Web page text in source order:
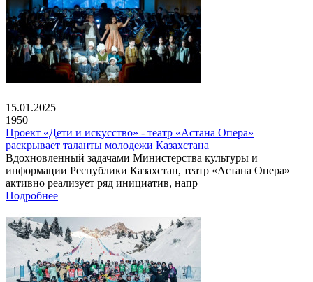
15.01.2025
1950
Проект «Дети и искусство» - театр «Астана Опера»
раскрывает таланты молодежи Казахстана
Вдохновленный задачами Министерства культуры и
информации Республики Казахстан, театр «Астана Опера»
активно реализует ряд инициатив, напр
Подробнее